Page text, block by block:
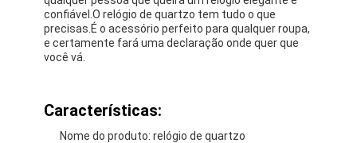
confiável.O relógio de quartzo tem tudo o que
precisas.É o acessório perfeito para qualquer roupa,
e certamente fará uma declaração onde quer que
você vá.
Características:
Nome do produto: relógio de quartzo